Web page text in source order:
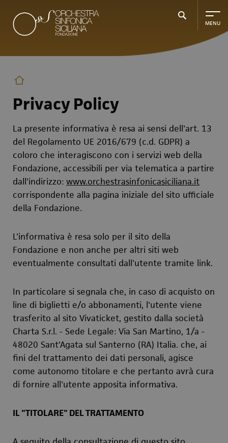
main
content
Privacy Policy
La presente informativa è resa ai sensi dell'art. 13
del Regolamento UE 2016/679 (c.d. GDPR) a
coloro che interagiscono con i servizi web della
Fondazione, accessibili per via telematica a partire
dall'indirizzo: www.orchestrasinfonicasiciliana.it
corrispondente alla pagina iniziale del sito ufficiale
della Fondazione.
L'informativa è resa solo per il sito della
Fondazione e non anche per altri siti web
eventualmente consultati dall'utente tramite link.
In particolare si segnala che, in caso di acquisto on
line di biglietti e/o abbonamenti, l'utente viene
trasferito al sito Vivaticket, gestito dalla società
Charta S.r.l. - Sede Legale: Via San Martino, 1/a -
48020 Sant'Agata sul Santerno (RA) Italia. che, ai
fini del trattamento dei dati personali, agisce
come autonomo titolare e che pertanto avrà cura
di fornire all'utente apposita informativa.
IL "TITOLARE" DEL TRATTAMENTO